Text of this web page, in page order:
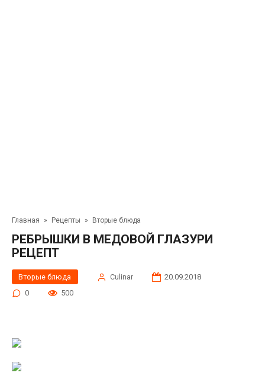
Главная » Рецепты » Вторые блюда
РЕБРЫШКИ В МЕДОВОЙ ГЛАЗУРИ
РЕЦЕПТ
Вторые блюда Сulinar
20.09.2018
0
500